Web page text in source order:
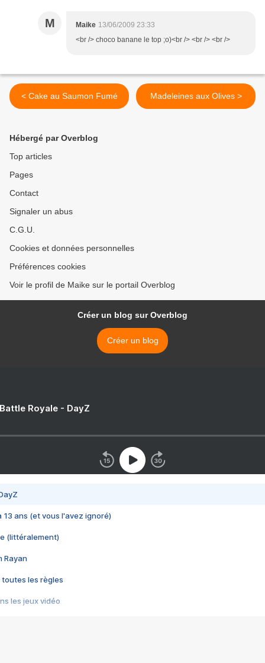
M Maike 13/06/2009 23:33
<br /> choco banane le top ;o)<br /> <br /> <br />
< Cake au Saumon Fumé Madeleines aux Olives >
Hébergé par Overblog
Top articles
Pages
Contact
Signaler un abus
C.G.U.
Cookies et données personnelles
Préférences cookies
Voir le profil de Maike sur le portail Overblog
Créer un blog sur Overblog
Créer un blog
Royale - DayZ
13 ans (et vous l'avez ignoré)
(littéralement)
Rayan
toutes les règles
les jeux vidéo